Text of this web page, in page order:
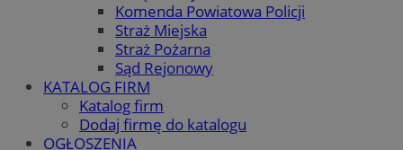
Komenda Powiatowa Policji
Straż Miejska
Straż Pożarna
Sąd Rejonowy
KATALOG FIRM
Katalog firm
Dodaj firmę do katalogu
OGŁOSZENIA